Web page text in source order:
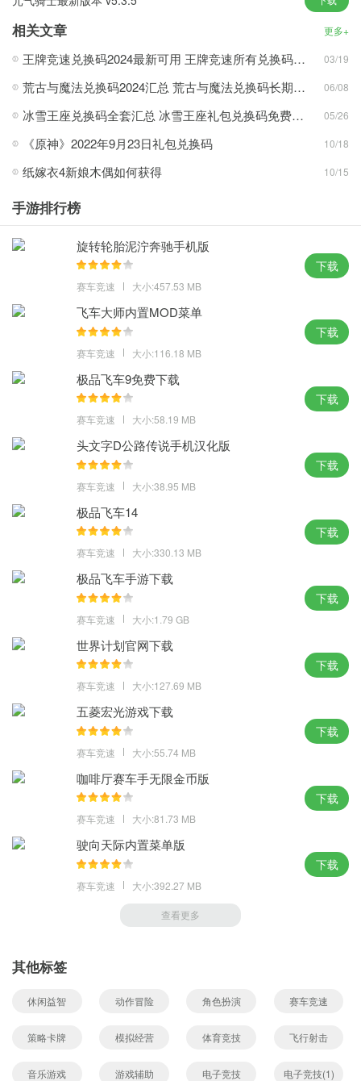
多种不同的游戏模式可以让你任意选择去感受游戏的无穷乐趣。
激动人心的速度和激情在驾驶摩托车比赛的时候可以让你感受到。
各种各样的建模设置也是非常的真实，可以让你快速沉浸在游戏
在路边发现隐藏的景点和任务，增加游戏的趣味性。
只有自己的车技非常厉害才可以将最终的胜利赢得。
3D设置的画面呈现出来的游戏环境更加逼真。
每一次进入游戏中驾驶带给你的收获都相当丰富。
长途旅行游戏手机版测评
留意道路交通状况和天气情况，在开始长途旅行之前，做好充分的
准备工作至关重要。
相关文章 更多+
王牌竞速兑换码2024最新可用 王牌竞速所有兑换码汇总 03/19
荒古与魔法兑换码2024汇总 荒古与魔法兑换码长期有效一览 06/08
冰雪王座兑换码全套汇总 冰雪王座礼包兑换码免费领取 05/26
《原神》2022年9月23日礼包兑换码 10/18
纸嫁衣4新娘木偶如何获得 10/15
手游排行榜
旋转轮胎泥泞奔驰手机版
赛车竞速 大小:457.53 MB
下载
飞车大师内置MOD菜单
赛车竞速 大小:116.18 MB
下载
极品飞车9免费下载
赛车竞速 大小:58.19 MB
下载
头文字D公路传说手机汉化版
赛车竞速 大小:38.95 MB
下载
极品飞车14
赛车竞速 大小:330.13 MB
下载
极品飞车手游下载
赛车竞速 大小:1.79 GB
下载
世界计划官网下载
赛车竞速 大小:127.69 MB
下载
五菱宏光游戏下载
赛车竞速 大小:55.74 MB
下载
咖啡厅赛车手无限金币版
赛车竞速 大小:81.73 MB
下载
驶向天际内置菜单版
赛车竞速 大小:392.27 MB
下载
查看更多
其他标签
休闲益智 动作冒险 角色扮演 赛车竞速
策略卡牌 模拟经营 体育竞技 飞行射击
音乐游戏 游戏辅助 电子竞技 电子竞技(1)